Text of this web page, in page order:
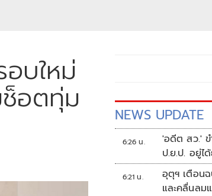
บใหม่
อตทุ่ม NEWS UPDATE
6:26 น.
'อดีต สว.' ข
ป.ย.ป. อยู่ไ
ตั้งแต่ปี 66
6:21 น.
อุตุฯ เตือน
และคลื่นลม